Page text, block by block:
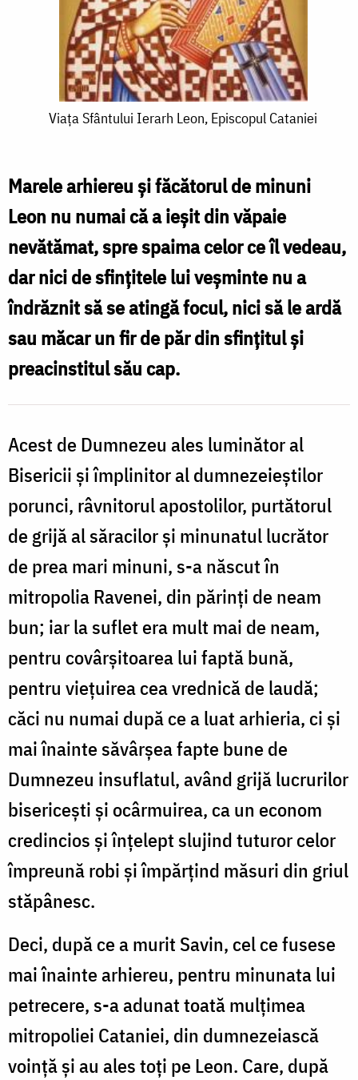
Viața
Ierarh
Leon,
Episcopul
Cataniei
Viața Sfântului Ierarh Leon, Episcopul Cataniei
Marele arhiereu și făcătorul de minuni
Leon nu numai că a ieșit din văpaie
nevătămat, spre spaima celor ce îl vedeau,
dar nici de sfințitele lui veșminte nu a
îndrăznit să se atingă focul, nici să le ardă
sau măcar un fir de păr din sfințitul și
preacinstitul său cap.
Acest de Dumnezeu ales luminător al
Bisericii și împlinitor al dumnezeieștilor
porunci, râvnitorul apostolilor, purtătorul
de grijă al săracilor și minunatul lucrător
de prea mari minuni, s-a născut în
mitropolia Ravenei, din părinți de neam
bun; iar la suflet era mult mai de neam,
pentru covârșitoarea lui faptă bună,
pentru viețuirea cea vrednică de laudă;
căci nu numai după ce a luat arhieria, ci și
mai înainte săvârșea fapte bune de
Dumnezeu insuflatul, având grijă lucrurilor
bisericești și ocârmuirea, ca un econom
credincios și înțelept slujind tuturor celor
împreună robi și împărțind măsuri din griul
stăpânesc.
Deci, după ce a murit Savin, cel ce fusese
mai înainte arhiereu, pentru minunata lui
petrecere, s-a adunat toată mulțimea
mitropoliei Cataniei, din dumnezeiască
voință și au ales toți pe Leon. Care, după